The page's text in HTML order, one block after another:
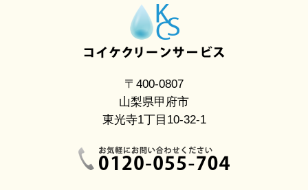
〒400-0807
山梨県甲府市
東光寺1丁目10-32-1